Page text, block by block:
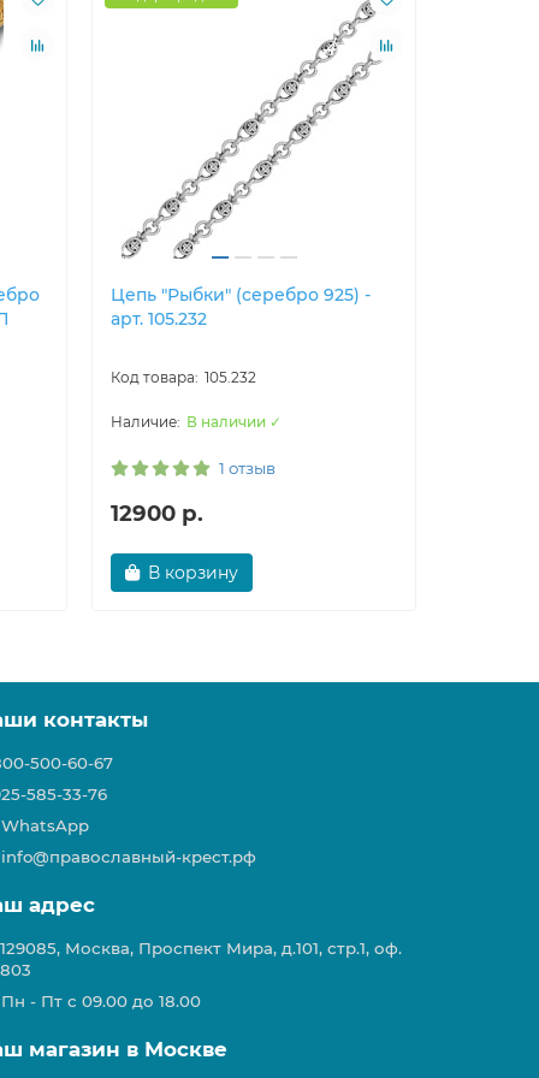
Цепь "Рыбки" (серебро 925) -
арт. 105.232
105.232
В наличии ✓
1 отзыв
12900 р.
В корзину
контакты
500-60-67
585-33-76
WhatsApp
info@православный-крест.рф
адрес
129085, Москва, Проспект Мира, д.101, стр.1, оф.
803
Пн - Пт с 09.00 до 18.00
магазин в Москве